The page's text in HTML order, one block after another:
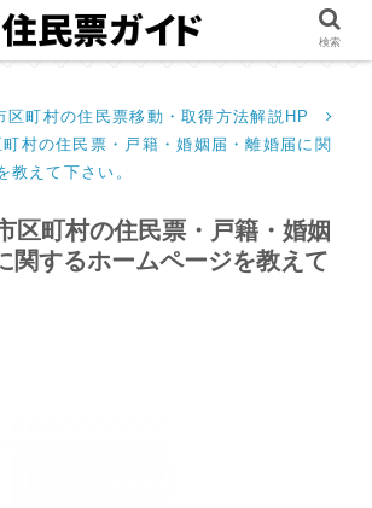
区町村の住民票移動・取得方法解説HP
村の住民票・戸籍・婚姻届・離婚届に関
教えて下さい。
区町村の住民票・戸籍・婚姻
関するホームページを教えて
検索